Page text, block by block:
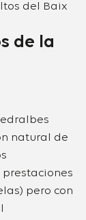
del Baix
de la
natural de
pero con